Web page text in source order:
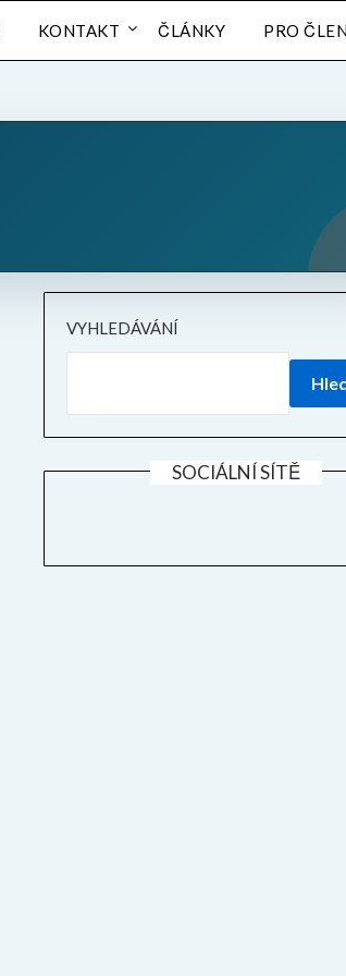
KONTAKT ČLÁNKY PRO
VYHLEDÁVÁNÍ
SOCIÁLNÍ SÍTĚ